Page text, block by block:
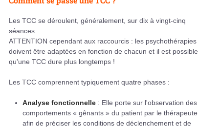
Les TCC se déroulent, généralement, sur dix à vingt-cinq
séances.
ATTENTION cependant aux raccourcis : les psychothérapies
doivent être adaptées en fonction de chacun et il est possible
qu'une TCC dure plus longtemps !
Les TCC comprennent typiquement quatre phases :
Analyse fonctionnelle : Elle porte sur l'observation des
comportements « gênants » du patient par le thérapeute
afin de préciser les conditions de déclenchement et de